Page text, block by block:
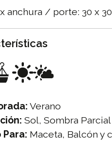
anchura / porte: 30 x
Verano
Sol, Sombra Parcial
Para: Maceta, Balcón y